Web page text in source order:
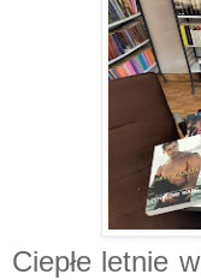
Ciepłe letnie